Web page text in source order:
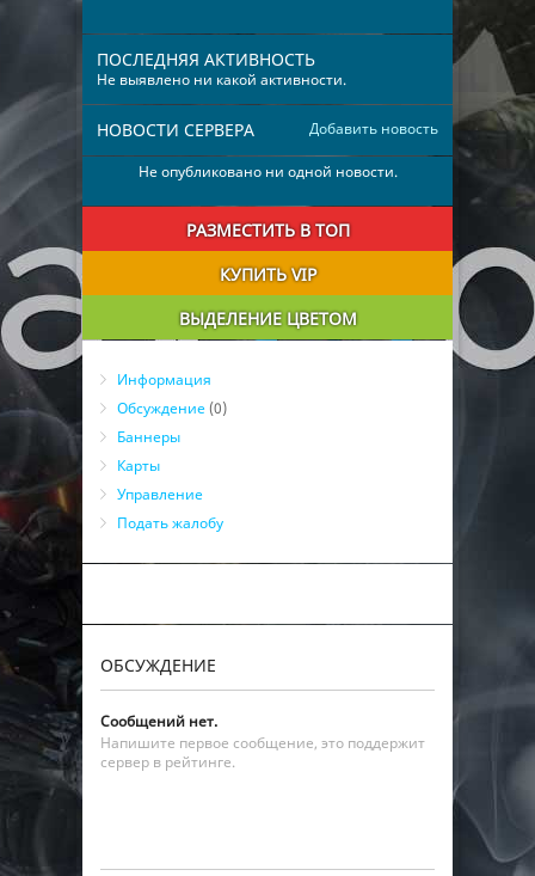
ПОСЛЕДНЯЯ АКТИВНОСТЬ
Не выявлено ни какой активности.
Добавить новость
НОВОСТИ СЕРВЕРА
Не опубликовано ни одной новости.
РАЗМЕСТИТЬ В ТОП
КУПИТЬ VIP
ВЫДЕЛЕНИЕ ЦВЕТОМ
Информация
Обсуждение (0)
Баннеры
Карты
Управление
Подать жалобу
ОБСУЖДЕНИЕ
Сообщений нет.
Напишите первое сообщение, это поддержит
сервер в рейтинге.